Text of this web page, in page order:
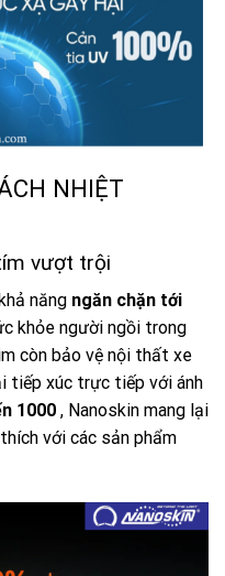
NHIỆT
vượt trội
năng ngăn chặn tới
khỏe người ngồi trong
còn bảo vệ nội thất xe
tiếp xúc trực tiếp với ánh
1000, Nanoskin mang lại
với các sản phẩm